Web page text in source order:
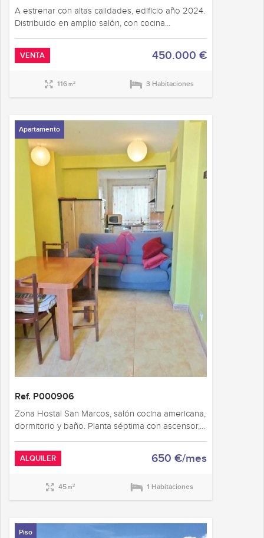
A estrenar con altas calidades, edificio año 2024.
Distribuido en amplio salón, con cocina...
VENTA 450.000 €
116m2 3 Habitaciones
Apartamento
Ref. P000906
Zona Hostal San Marcos, salón cocina americana,
dormitorio y baño. Planta séptima con ascensor,...
ALQUILER 650 €/mes
45m2 1 Habitaciones
Piso